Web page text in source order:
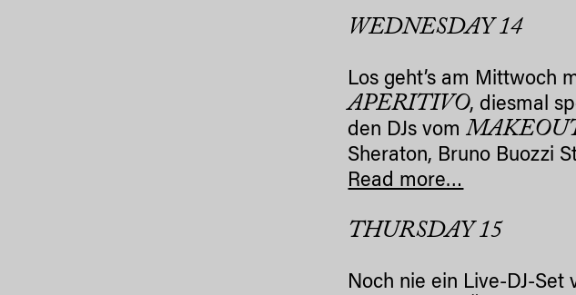
WEDNESDAY 14
Los geht’s am Mittwoch
APERITIVO, diesmal
den DJs vom
Sheraton, Bruno Buozzi
Read more…
THURSDAY 15
Noch nie ein Live-DJ-